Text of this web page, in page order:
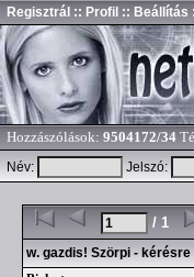
Regisztrál :: Profil :: Beállítás
Hozzászólások: 9504172/34
Név:
Jelszó:
/ 1
w. gazdis! Szörpi -